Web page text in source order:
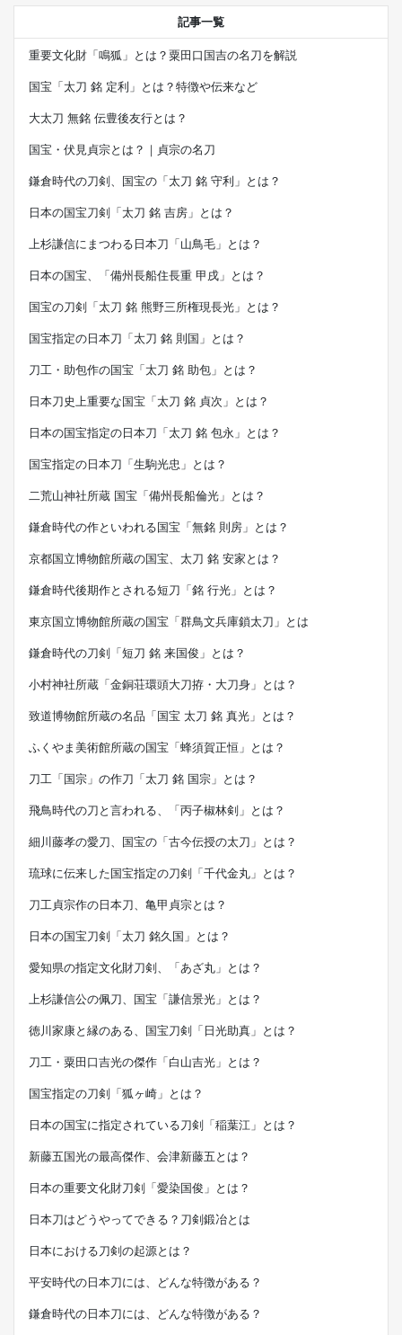
記事一覧
重要文化財「鳴狐」とは？粟田口国吉の名刀を解説
国宝「太刀 銘 定利」とは？特徴や伝来など
大太刀 無銘 伝豊後友行とは？
国宝・伏見貞宗とは？｜貞宗の名刀
鎌倉時代の刀剣、国宝の「太刀 銘 守利」とは？
日本の国宝刀剣「太刀 銘 吉房」とは？
上杉謙信にまつわる日本刀「山鳥毛」とは？
日本の国宝、「備州長船住長重 甲戌」とは？
国宝の刀剣「太刀 銘 熊野三所権現長光」とは？
国宝指定の日本刀「太刀 銘 則国」とは？
刀工・助包作の国宝「太刀 銘 助包」とは？
日本刀史上重要な国宝「太刀 銘 貞次」とは？
日本の国宝指定の日本刀「太刀 銘 包永」とは？
国宝指定の日本刀「生駒光忠」とは？
二荒山神社所蔵 国宝「備州長船倫光」とは？
鎌倉時代の作といわれる国宝「無銘 則房」とは？
京都国立博物館所蔵の国宝、太刀 銘 安家とは？
鎌倉時代後期作とされる短刀「銘 行光」とは？
東京国立博物館所蔵の国宝「群鳥文兵庫鎖太刀」とは
鎌倉時代の刀剣「短刀 銘 来国俊」とは？
小村神社所蔵「金銅荘環頭大刀拵・大刀身」とは？
致道博物館所蔵の名品「国宝 太刀 銘 真光」とは？
ふくやま美術館所蔵の国宝「蜂須賀正恒」とは？
刀工「国宗」の作刀「太刀 銘 国宗」とは？
飛鳥時代の刀と言われる、「丙子椒林剣」とは？
細川藤孝の愛刀、国宝の「古今伝授の太刀」とは？
琉球に伝来した国宝指定の刀剣「千代金丸」とは？
刀工貞宗作の日本刀、亀甲貞宗とは？
日本の国宝刀剣「太刀 銘久国」とは？
愛知県の指定文化財刀剣、「あざ丸」とは？
上杉謙信公の佩刀、国宝「謙信景光」とは？
徳川家康と縁のある、国宝刀剣「日光助真」とは？
刀工・粟田口吉光の傑作「白山吉光」とは？
国宝指定の刀剣「狐ヶ崎」とは？
日本の国宝に指定されている刀剣「稲葉江」とは？
新藤五国光の最高傑作、会津新藤五とは？
日本の重要文化財刀剣「愛染国俊」とは？
日本刀はどうやってできる？刀剣鍛冶とは
日本における刀剣の起源とは？
平安時代の日本刀には、どんな特徴がある？
鎌倉時代の日本刀には、どんな特徴がある？